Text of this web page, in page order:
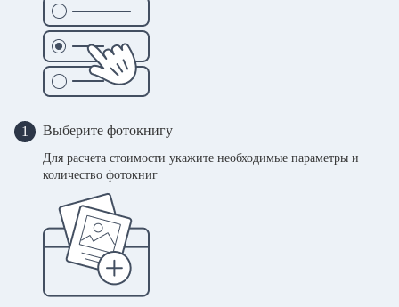
1 Выберите фотокнигу
Для расчета стоимости укажите необходимые параметры и
количество фотокниг